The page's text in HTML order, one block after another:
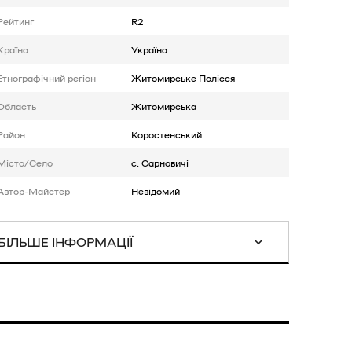
R2
Україна
регіон Житомирське Полісся
Житомирська
Коростенський
Село с. Сарновичі
Майстер Невідомий
ІНФОРМАЦІЇ